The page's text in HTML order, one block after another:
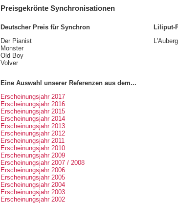
Preisgekrönte Synchronisationen
Deutscher Preis für Synchron
Der Pianist
Monster
Old Boy
Volver
Liliput-
Eine Auswahl unserer Referenzen aus dem...
Erscheinungsjahr 2017
Erscheinungsjahr 2016
Erscheinungsjahr 2015
Erscheinungsjahr 2014
Erscheinungsjahr 2013
Erscheinungsjahr 2012
Erscheinungsjahr 2011
Erscheinungsjahr 2010
Erscheinungsjahr 2009
Erscheinungsjahr 2007 / 2008
Erscheinungsjahr 2006
Erscheinungsjahr 2005
Erscheinungsjahr 2004
Erscheinungsjahr 2003
Erscheinungsjahr 2002